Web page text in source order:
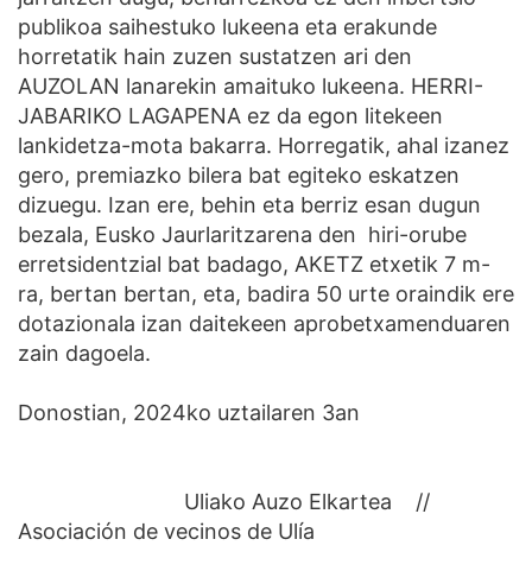
publikoa saihestuko lukeena eta erakunde
horretatik hain zuzen sustatzen ari den
AUZOLAN lanarekin amaituko lukeena. HERRI-
JABARIKO LAGAPENA ez da egon litekeen
lankidetza-mota bakarra. Horregatik, ahal izanez
gero, premiazko bilera bat egiteko eskatzen
dizuegu. Izan ere, behin eta berriz esan dugun
bezala, Eusko Jaurlaritzarena den hiri-orube
erretsidentzial bat badago, AKETZ etxetik 7 m-
ra, bertan bertan, eta, badira 50 urte oraindik ere
dotazionala izan daitekeen aprobetxamenduaren
zain dagoela.
Donostian, 2024ko uztailaren 3an
Uliako Auzo Elkartea //
Asociación de vecinos de Ulía